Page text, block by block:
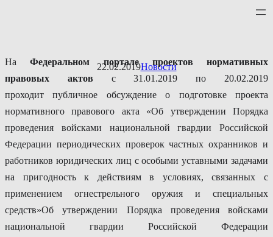
22.02.2019Новости
НаФедеральном
портале проектов нормативных
правовых актов с 31.01.2019 по 20.02.2019
проходит публичное обсуждение о подготовке проекта
нормативного правового акта «Об утверждении Порядка
проведения войсками национальной гвардии Российской
Федерации периодических проверок частных охранников и
работников юридических лиц с особыми уставными задачами
на пригодность к действиям в условиях, связанных с
применением огнестрельного оружия и специальных
средств»Об утверждении Порядка проведения войсками
национальной гвардии Российской Федерации